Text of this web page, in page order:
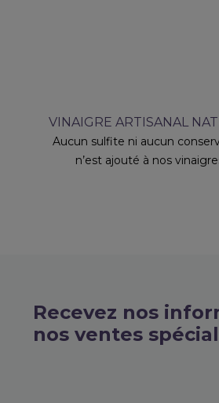
VINAIGRE ARTISANAL
Aucun sulfite ni aucun
n’est ajouté à nos
Recevez nos
nos ventes